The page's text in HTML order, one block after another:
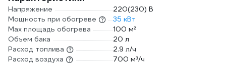
Напряжение
220(230) В
Мощность при обогреве
35 кВт
Max площадь обогрева
100 м²
Объем бака
20 л
Расход топлива
2.9 л/ч
Расход воздуха
700 м³/ч